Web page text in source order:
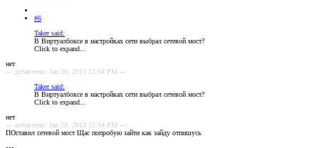
#6
Taker said:
В Виртуалбоксе в настройках сети выбрал сетевой мост?
Click to expand...
нет
--- добавлено: Jan 28, 2013 12:54 PM ---
Taker said:
В Виртуалбоксе в настройках сети выбрал сетевой мост?
Click to expand...
нет
--- добавлено: Jan 28, 2013 12:54 PM ---
ПОставил сетевой мост Щас попробую зайти как зайду отпишусь